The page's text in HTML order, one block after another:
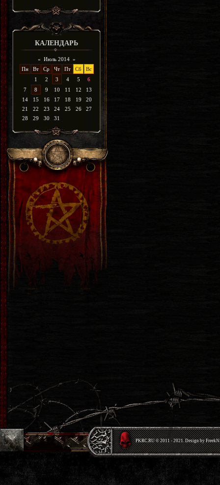
КАЛЕНДАРЬ
« Июль 2014 »
Пн
Вт Ср Чт Пт Сб
Вс
1
2 3 4 5
6
7
8 9 10 11 12
13
14
15 16 17 18 19
20
21
22 23 24 25 26
27
28
29 30 31
PKRС.RU © 2011 - 2021. Design by